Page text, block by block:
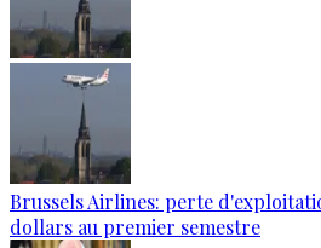
Brussels Airlines: perte
dollars au premier semestre